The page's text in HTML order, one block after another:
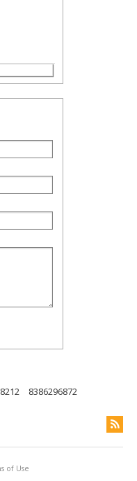
8386296872
of Use